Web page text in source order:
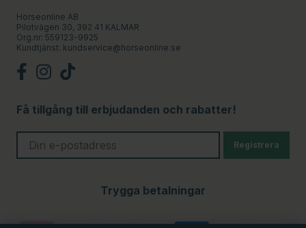
Horseonline AB
Pilotvägen 30, 392 41 KALMAR
Org.nr: 559123-9925
Kundtjänst: kundservice@horseonline.se
Få tillgång till erbjudanden och rabatter!
Registrera
Trygga betalningar